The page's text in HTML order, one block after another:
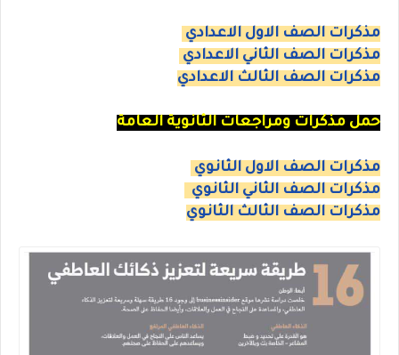
مذكرات الصف الاول الاعدادي
مذكرات الصف الثاني الاعدادي
مذكرات الصف الثالث الاعدادي
حمل مذكرات ومراجعات الثانوية العامة
مذكرات الصف الاول الثانوي
مذكرات الصف الثاني الثانوي
مذكرات الصف الثالث الثانوي